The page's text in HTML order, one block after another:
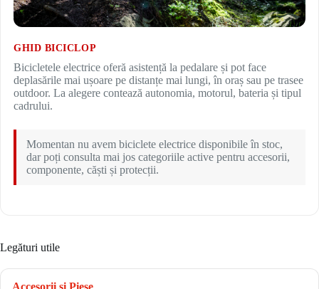
GHID BICICLOP
Bicicletele electrice oferă asistență la pedalare și pot face
deplasările mai ușoare pe distanțe mai lungi, în oraș sau pe trasee
outdoor. La alegere contează autonomia, motorul, bateria și tipul
cadrului.
Momentan nu avem biciclete electrice disponibile în stoc,
dar poți consulta mai jos categoriile active pentru accesorii,
componente, căști și protecții.
Legături utile
Accesorii si Piese